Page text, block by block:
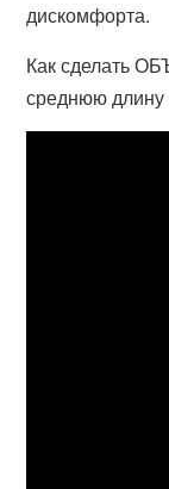
дискомфорта.
Как сделать
среднюю длину